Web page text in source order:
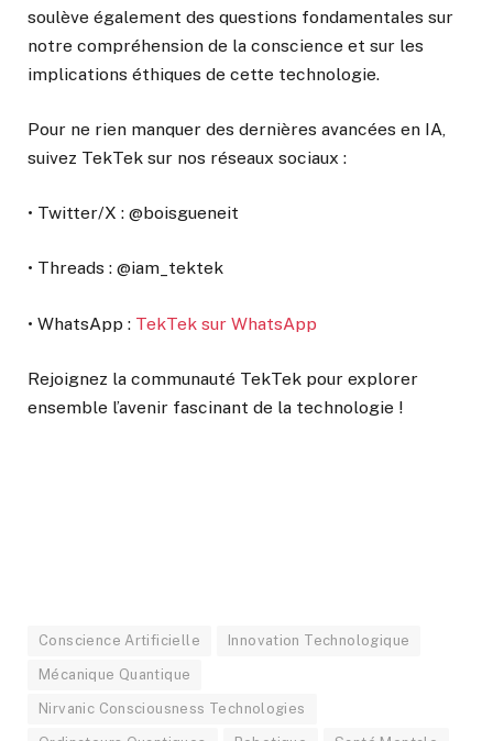
soulève également des questions fondamentales sur
notre compréhension de la conscience et sur les
implications éthiques de cette technologie.
Pour ne rien manquer des dernières avancées en IA,
suivez TekTek sur nos réseaux sociaux :
• Twitter/X : @boisgueneit
• Threads : @iam_tektek
• WhatsApp : TekTek sur WhatsApp
Rejoignez la communauté TekTek pour explorer
ensemble l’avenir fascinant de la technologie !
Conscience Artificielle Innovation Technologique
Mécanique Quantique
Nirvanic Consciousness Technologies